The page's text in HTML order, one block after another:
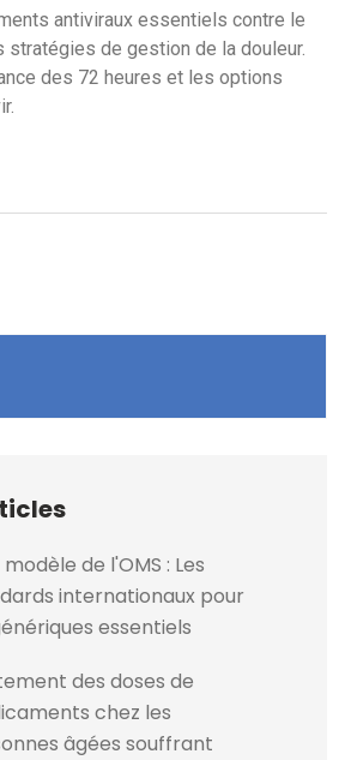
antiviraux essentiels contre le
stratégies de gestion de la douleur.
des 72 heures et les options
modèle de l'OMS : Les
internationaux pour
essentiels
des doses de
chez les
âgées souffrant